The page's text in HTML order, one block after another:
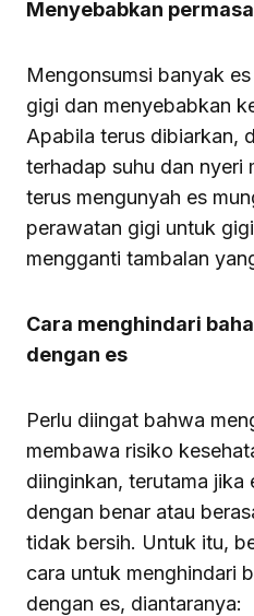
Menyebabkan
Mengonsumsi banyak
gigi dan menyebabkan
Apabila terus dibiarkan,
terhadap suhu dan nyeri
terus mengunyah es
perawatan gigi untuk
mengganti tambalan
Cara menghindari
dengan es
Perlu diingat bahwa
membawa risiko
diinginkan, terutama
dengan benar atau
tidak bersih. Untuk itu,
cara untuk menghindari
dengan es, diantaranya: